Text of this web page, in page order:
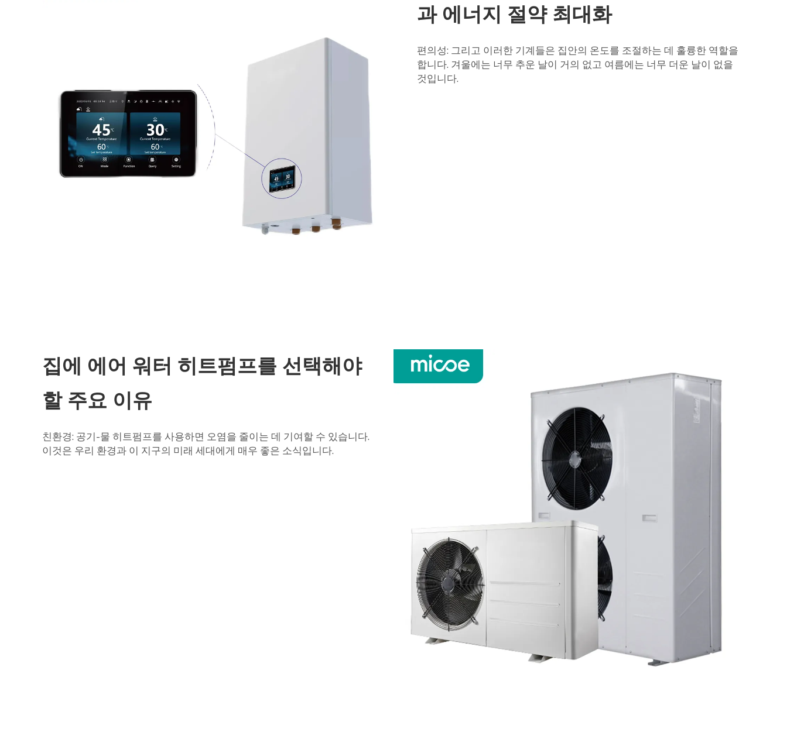
과 에너지 절약 최대화
편의성: 그리고 이러한 기계들은 집안의 온도를 조절하는 데 훌륭한 역할을
합니다. 겨울에는 너무 추운 날이 거의 없고 여름에는 너무 더운 날이 없을
것입니다.
집에 에어 워터 히트펌프를 선택해야
할 주요 이유
친환경: 공기-물 히트펌프를 사용하면 오염을 줄이는 데 기여할 수 있습니다.
이것은 우리 환경과 이 지구의 미래 세대에게 매우 좋은 소식입니다.